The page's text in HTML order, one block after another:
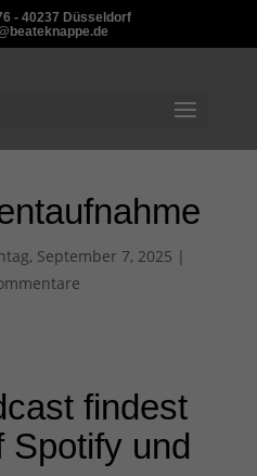
- 40237 Düsseldorf
September 7, 2025 |
findest
Spotifyund